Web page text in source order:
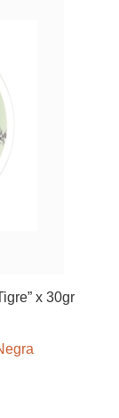
x 30gr